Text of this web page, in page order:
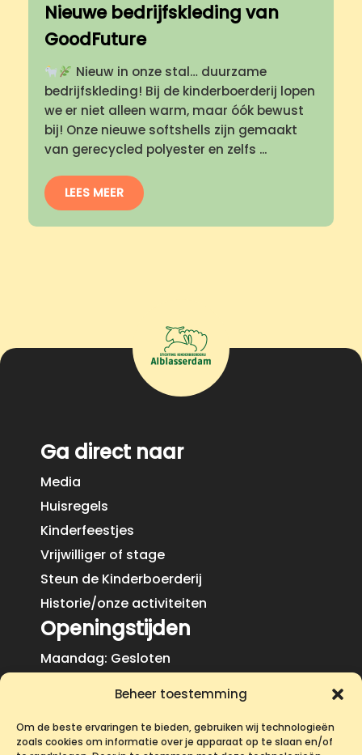
Beheer toestemming
Om de beste ervaringen te bieden, gebruiken wij technologieën
zoals cookies om informatie over je apparaat op te slaan en/of
Nieuwe bedrijfskleding van
GoodFuture
Nieuw in onze stal… duurzame
bedrijfskleding! Bij de kinderboerderij lopen
we er niet alleen warm, maar óók bewust
bij! Onze nieuwe softshells zijn gemaakt
van gerecycled polyester en zelfs ...
LEES MEER
Ga direct naar
Media
Huisregels
Kinderfeestjes
Vrijwilliger of stage
Steun de Kinderboerderij
Historie/onze activiteiten
Openingstijden
Maandag: Gesloten
Zondag: Gesloten